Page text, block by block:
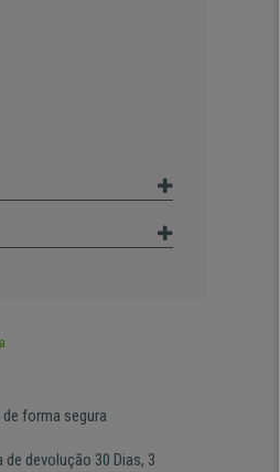
forma segura
de devolução 30 Dias, 3